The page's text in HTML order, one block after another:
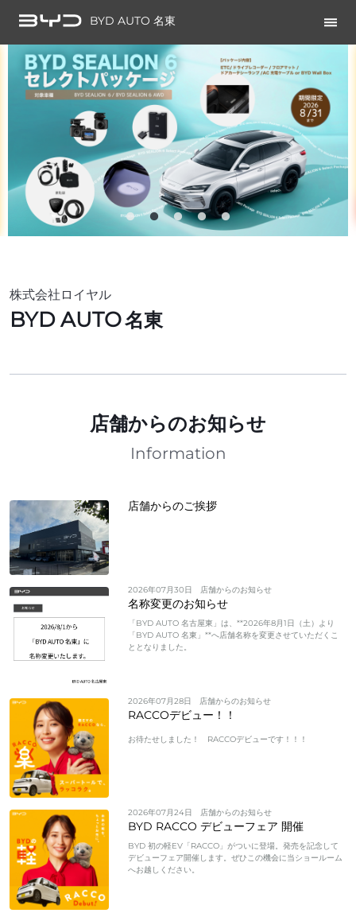
BYD AUTO 名東
株式会社ロイヤル
BYD AUTO名東
店舗からのお知らせ
Information
店舗からのご挨拶
2026年07月30日 店舗からのお知らせ
名称変更のお知らせ
「BYD AUTO 名古屋東」は、**2026年8月1日（土）より
「BYD AUTO 名東」**へ店舗名称を変更させていただくこ
ととなりました。
2026年07月28日 店舗からのお知らせ
RACCOデビュー！！
お待たせしました！ RACCOデビューです！！！
2026年07月24日 店舗からのお知らせ
BYD RACCO デビューフェア 開催
BYD 初の軽EV「RACCO」がついに登場。発売を記念して
デビューフェア開催します。ぜひこの機会に当ショールーム
へお越しください。